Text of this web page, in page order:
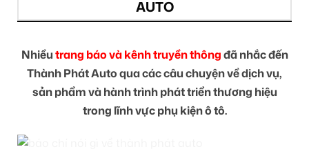
AUTO
Nhiềutrang báo và kênh truyền thôngđã nhắc đến
Thành Phát Auto qua các câu chuyện về dịch vụ,
sản phẩm và hành trình phát triển thương hiệu
trong lĩnh vực phụ kiện ô tô.